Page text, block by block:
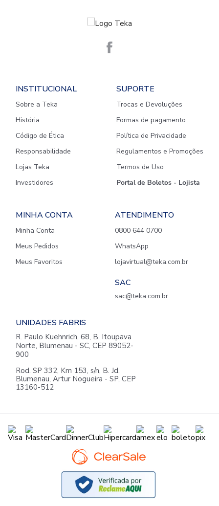
INSTITUCIONAL
Sobre a Teka
História
Código de Ética
Responsabilidade
Lojas Teka
Investidores
SUPORTE
Trocas e Devoluções
Formas de pagamento
Política de Privacidade
Regulamentos e Promoções
Termos de Uso
Portal de Boletos - Lojista
MINHA CONTA
Minha Conta
Meus Pedidos
Meus Favoritos
ATENDIMENTO
0800 644 0700
WhatsApp
lojavirtual@teka.com.br
SAC
sac@teka.com.br
UNIDADES FABRIS
R. Paulo Kuehnrich, 68, B. Itoupava
Norte, Blumenau - SC, CEP 89052-
900
Rod. SP 332, Km 153, s/n, B. Jd.
Blumenau, Artur Nogueira - SP, CEP
13160-512